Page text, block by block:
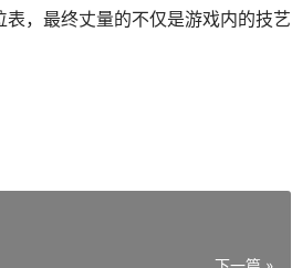
，最终丈量的不仅是游戏内的技艺